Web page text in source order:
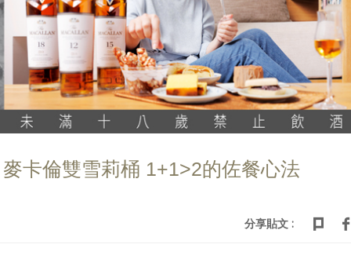
卡倫雙雪莉桶 1+1>2的佐餐心法
分享貼文 :